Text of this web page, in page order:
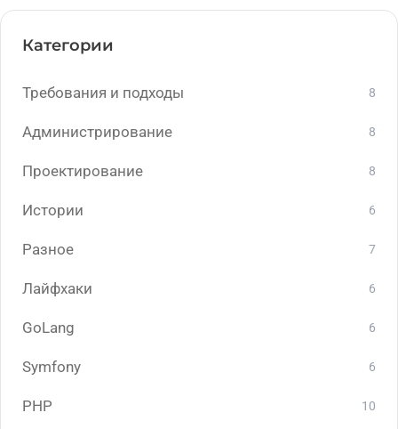
Категории
Требования и подходы 8
Администрирование 8
Проектирование 8
Истории 6
Разное 7
Лайфхаки 6
GoLang 6
Symfony 6
PHP 10